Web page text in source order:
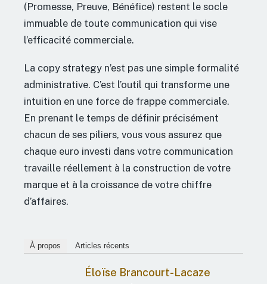
(Promesse, Preuve, Bénéfice) restent le socle
immuable de toute communication qui vise
l’efficacité commerciale.
La copy strategy n’est pas une simple formalité
administrative. C’est l’outil qui transforme une
intuition en une force de frappe commerciale.
En prenant le temps de définir précisément
chacun de ses piliers, vous vous assurez que
chaque euro investi dans votre communication
travaille réellement à la construction de votre
marque et à la croissance de votre chiffre
d’affaires.
À propos Articles récents
Éloïse Brancourt-Lacaze